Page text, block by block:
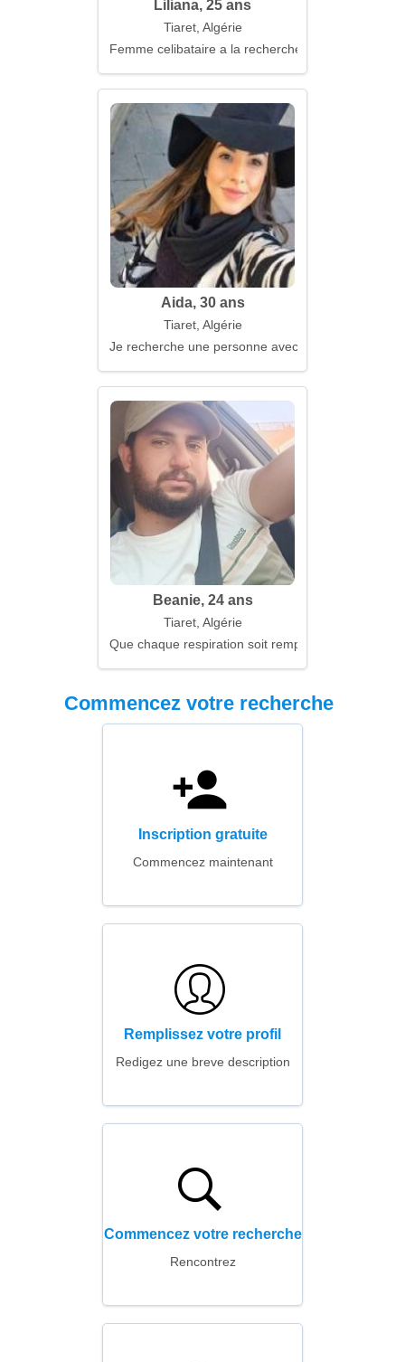
Liliana, 25 ans
Tiaret, Algérie
Femme celibataire a la recherche d'un mari
Aida, 30 ans
Tiaret, Algérie
Je recherche une personne avec une âme
Beanie, 24 ans
Tiaret, Algérie
Que chaque respiration soit remplie de sens
Commencez votre recherche
Inscription gratuite
Commencez maintenant
Remplissez votre profil
Redigez une breve description
Commencez votre recherche
Rencontrez